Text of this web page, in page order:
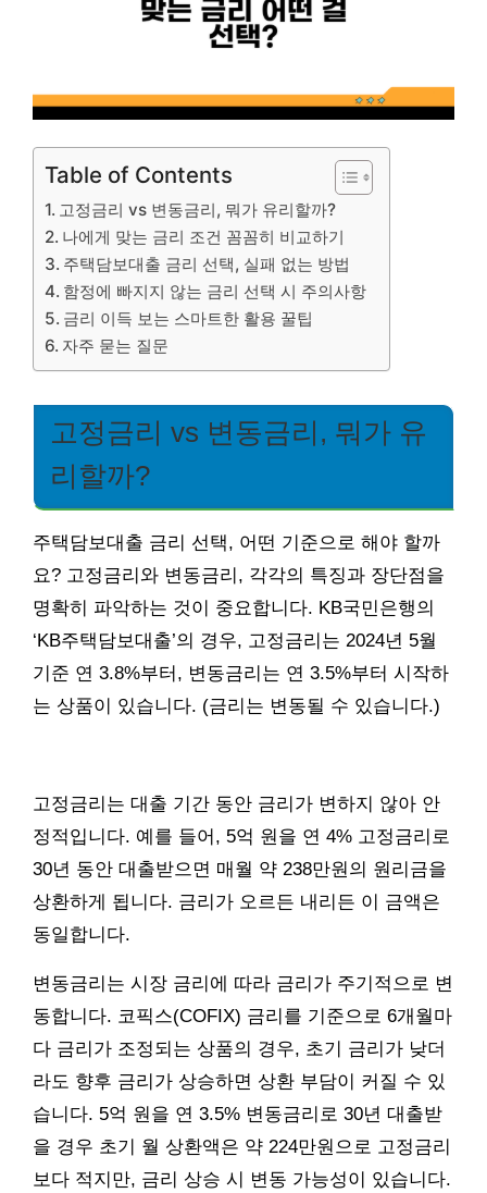
Table of Contents
고정금리 vs 변동금리, 뭐가 유리할까?
나에게 맞는 금리 조건 꼼꼼히 비교하기
주택담보대출 금리 선택, 실패 없는 방법
함정에 빠지지 않는 금리 선택 시 주의사항
금리 이득 보는 스마트한 활용 꿀팁
자주 묻는 질문
고정금리 vs 변동금리, 뭐가 유
리할까?
주택담보대출 금리 선택, 어떤 기준으로 해야 할까
요? 고정금리와 변동금리, 각각의 특징과 장단점을
명확히 파악하는 것이 중요합니다. KB국민은행의
‘KB주택담보대출’의 경우, 고정금리는 2024년 5월
기준 연 3.8%부터, 변동금리는 연 3.5%부터 시작하
는 상품이 있습니다. (금리는 변동될 수 있습니다.)
고정금리는 대출 기간 동안 금리가 변하지 않아 안
정적입니다. 예를 들어, 5억 원을 연 4% 고정금리로
30년 동안 대출받으면 매월 약 238만원의 원리금을
상환하게 됩니다. 금리가 오르든 내리든 이 금액은
동일합니다.
변동금리는 시장 금리에 따라 금리가 주기적으로 변
동합니다. 코픽스(COFIX) 금리를 기준으로 6개월마
다 금리가 조정되는 상품의 경우, 초기 금리가 낮더
라도 향후 금리가 상승하면 상환 부담이 커질 수 있
습니다. 5억 원을 연 3.5% 변동금리로 30년 대출받
을 경우 초기 월 상환액은 약 224만원으로 고정금리
보다 적지만, 금리 상승 시 변동 가능성이 있습니다.